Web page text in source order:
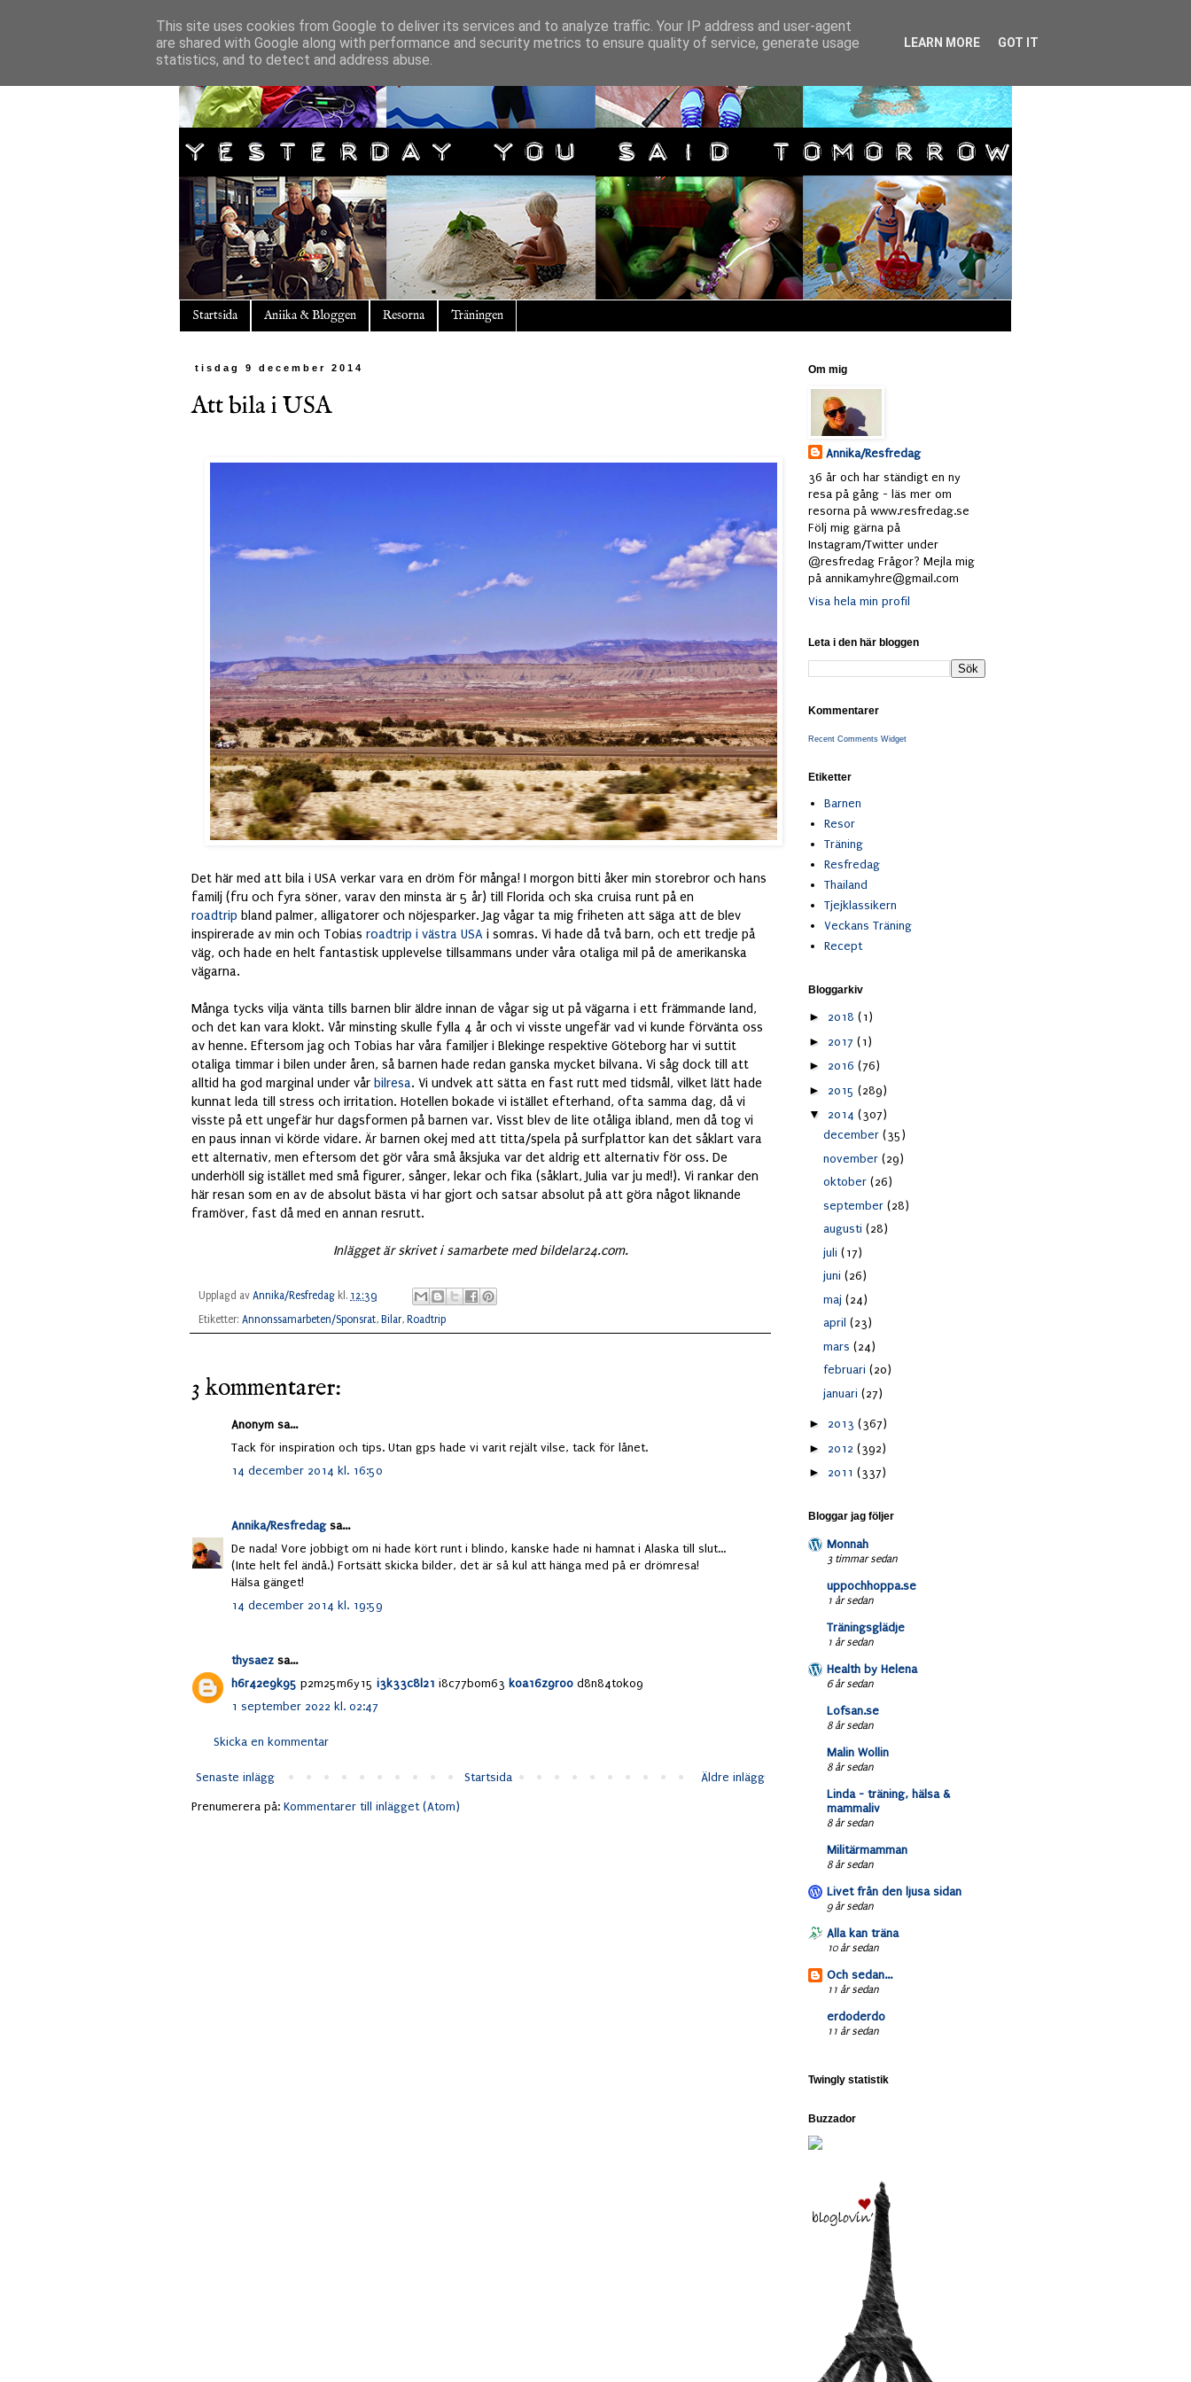
Startsida Aniika & Bloggen Resorna Träningen
tisdag 9 december 2014
Att bila i USA
Det här med att bila i USA verkar vara en dröm för många! I morgon bitti åker min storebror och hans
familj (fru och fyra söner, varav den minsta är 5 år) till Florida och ska cruisa runt på en
roadtrip bland palmer, alligatorer och nöjesparker. Jag vågar ta mig friheten att säga att de blev
inspirerade av min och Tobias roadtrip i västra USA i somras. Vi hade då två barn, och ett tredje på
väg, och hade en helt fantastisk upplevelse tillsammans under våra otaliga mil på de amerikanska
vägarna.
Många tycks vilja vänta tills barnen blir äldre innan de vågar sig ut på vägarna i ett främmande land,
och det kan vara klokt. Vår minsting skulle fylla 4 år och vi visste ungefär vad vi kunde förvänta oss
av henne. Eftersom jag och Tobias har våra familjer i Blekinge respektive Göteborg har vi suttit
otaliga timmar i bilen under åren, så barnen hade redan ganska mycket bilvana. Vi såg dock till att
alltid ha god marginal under vår bilresa. Vi undvek att sätta en fast rutt med tidsmål, vilket lätt hade
kunnat leda till stress och irritation. Hotellen bokade vi istället efterhand, ofta samma dag, då vi
visste på ett ungefär hur dagsformen på barnen var. Visst blev de lite otåliga ibland, men då tog vi
en paus innan vi körde vidare. Är barnen okej med att titta/spela på surfplattor kan det såklart vara
ett alternativ, men eftersom det gör våra små åksjuka var det aldrig ett alternativ för oss. De
underhöll sig istället med små figurer, sånger, lekar och fika (såklart, Julia var ju med!). Vi rankar den
här resan som en av de absolut bästa vi har gjort och satsar absolut på att göra något liknande
framöver, fast då med en annan resrutt.
Inlägget är skrivet i samarbete med bildelar24.com.
Upplagd av Annika/Resfredag kl. 12:39
Etiketter: Annonssamarbeten/Sponsrat, Bilar, Roadtrip
3 kommentarer:
Anonym sa...
Tack för inspiration och tips. Utan gps hade vi varit rejält vilse, tack för lånet.
14 december 2014 kl. 16:50
Annika/Resfredagsa...
De nada! Vore jobbigt om ni hade kört runt i blindo, kanske hade ni hamnat i Alaska till slut...
(Inte helt fel ändå.) Fortsätt skicka bilder, det är så kul att hänga med på er drömresa!
Hälsa gänget!
14 december 2014 kl. 19:59
thysaez sa...
h6r42e9k95 p2m25m6y15 i3k33c8l21 i8c77b0m63 k0a16z9r00 d8n84t0k09
1 september 2022 kl. 02:47
Skicka en kommentar
Senaste inlägg Äldre inlägg
Startsida
Prenumerera på: Kommentarer till inlägget (Atom)
Om mig
Annika/Resfredag
36 år och har ständigt en ny
resa på gång - läs mer om
resorna på www.resfredag.se
Följ mig gärna på
Instagram/Twitter under
@resfredag Frågor? Mejla mig
på annikamyhre@gmail.com
Visa hela min profil
Leta i den här bloggen
Kommentarer
Recent Comments Widget
Etiketter
Barnen
Resor
Träning
Resfredag
Thailand
Tjejklassikern
Veckans Träning
Recept
Bloggarkiv
► 2018 (1)
► 2017 (1)
► 2016 (76)
► 2015 (289)
▼ 2014 (307)
december (35)
november (29)
oktober (26)
september (28)
augusti (28)
juli (17)
juni (26)
maj (24)
april (23)
mars (24)
februari (20)
januari (27)
► 2013 (367)
► 2012 (392)
► 2011 (337)
Bloggar jag följer
Monnah
3 timmar sedan
uppochhoppa.se
1 år sedan
Träningsglädje
1 år sedan
Health by Helena
6 år sedan
Lofsan.se
8 år sedan
Malin Wollin
8 år sedan
Linda - träning, hälsa &
mammaliv
8 år sedan
Militärmamman
8 år sedan
Livet från den ljusa sidan
9 år sedan
Alla kan träna
10 år sedan
Och sedan...
11 år sedan
erdoderdo
11 år sedan
Twingly statistik
Buzzador
This site uses cookies from Google to deliver its services and to analyze traffic. Your IP address and user-agent
are shared with Google along with performance and security metrics to ensure quality of service, generate usage
statistics, and to detect and address abuse.
LEARN MORE GOT IT